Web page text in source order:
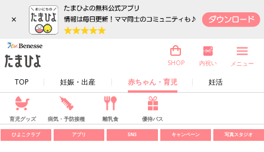
×
TOP 妊娠・出産 赤ちゃん・育児 妊活
SHOP 内祝い メニュー
育児グッズ 病気・予防接種 離乳食 優待パス
ひよこクラブ アプリ SNS キャンペーン 写真スタジオ